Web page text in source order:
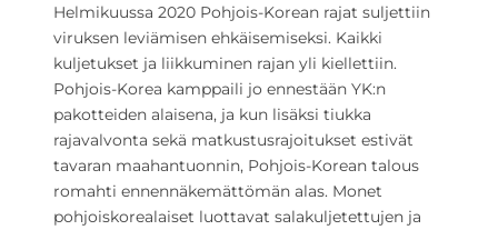
Helmikuussa 2020 Pohjois-Korean rajat suljettiin
viruksen leviämisen ehkäisemiseksi. Kaikki
kuljetukset ja liikkuminen rajan yli kiellettiin.
Pohjois-Korea kamppaili jo ennestään YK:n
pakotteiden alaisena, ja kun lisäksi tiukka
rajavalvonta sekä matkustusrajoitukset estivät
tavaran maahantuonnin, Pohjois-Korean talous
romahti ennennäkemättömän alas. Monet
pohjoiskorealaiset luottavat salakuljetettujen ja